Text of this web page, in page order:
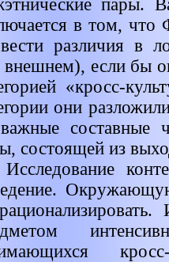
пары.
в том,
различия в
внешнем), если бы
«кросс-
они
составные
состоящей из
Исследование